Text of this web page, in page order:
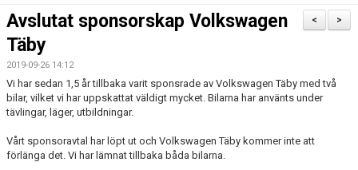
VÄRDEGRUND
NYHETER
FÖR MEDLEM
>
<
Avslutat sponsorskap Volkswagen
Täby
2019-09-26 14:12
Vi har sedan 1,5 år tillbaka varit sponsrade av Volkswagen Täby med två
bilar, vilket vi har uppskattat väldigt mycket. Bilarna har använts under
tävlingar, läger, utbildningar.
Vårt sponsoravtal har löpt ut och Volkswagen Täby kommer inte att
förlänga det. Vi har lämnat tillbaka båda bilarna.